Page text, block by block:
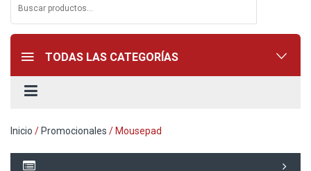
TODAS LAS CATEGORÍAS
Inicio /Promocionales / Mousepad